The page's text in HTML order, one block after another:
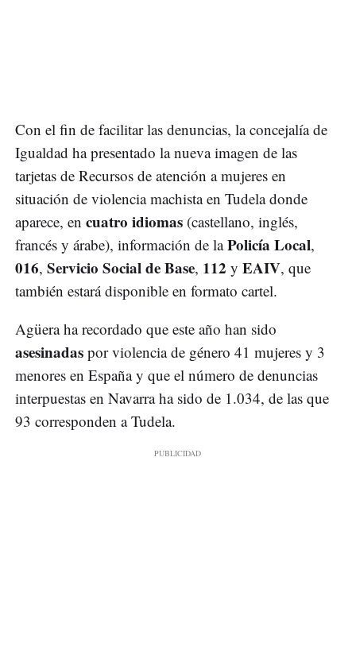
Con el fin de facilitar las denuncias, la concejalía de
Igualdad ha presentado la nueva imagen de las
tarjetas de Recursos de atención a mujeres en
situación de violencia machista en Tudela donde
aparece, en cuatro idiomas (castellano, inglés,
francés y árabe), información de laPolicía Local,
016, Servicio Social de Base, 112 y EAIV, que
también estará disponible en formato cartel.
Agüera ha recordado que este año han sido
asesinadas por violencia de género 41 mujeres y 3
menores en España y que el número de denuncias
interpuestas en Navarra ha sido de 1.034, de las que
93 corresponden a Tudela.